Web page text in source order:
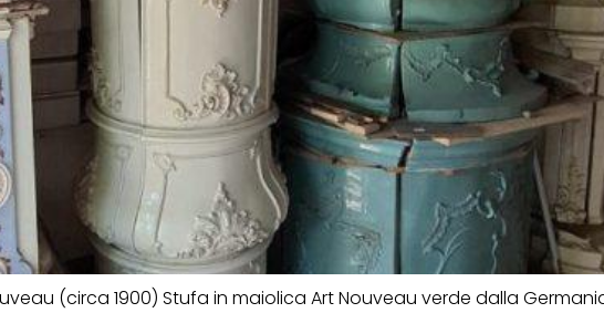
(circa 1900) Stufa in maiolica Art Nouveau verde dalla